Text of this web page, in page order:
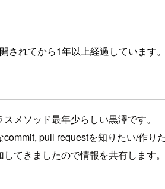
されてから1年以上経過しています
メソッド最年少らしい黒澤です。
pull requestを知りたい/作り
てきましたので情報を共有します。